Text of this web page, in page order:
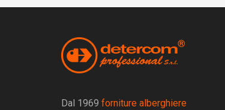
Dal 1969 forniture alberghiere